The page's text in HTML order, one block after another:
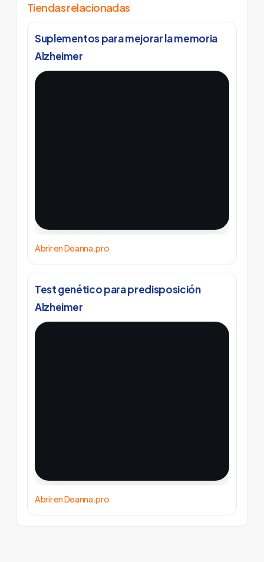
Tiendas relacionadas
Suplementos para mejorar la memoria
Alzheimer
Abrir en Deanna.pro
Test genético para predisposición
Alzheimer
Abrir en Deanna.pro